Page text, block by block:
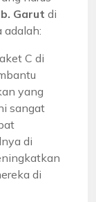
Garut di
adalah:
C di
yang
sangat
di
di